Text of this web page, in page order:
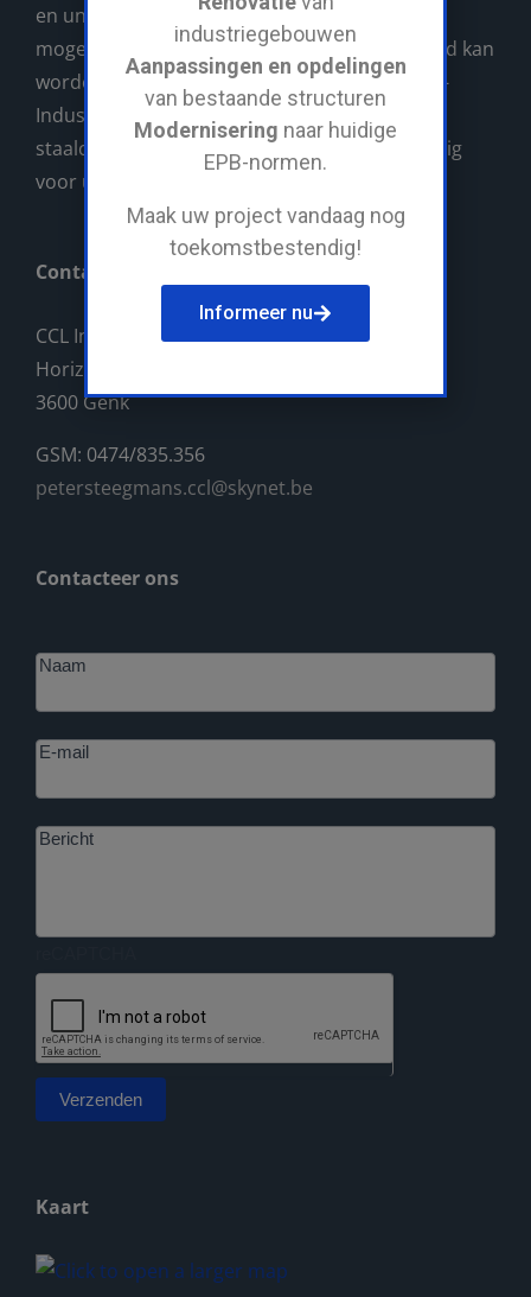
en unieke servicewagen waarmee ALLES wat
mogelijk nodig is direct op de werf gerealiseerd kan
worden. Voor grote en kleine projecten is CCL-
Industriebouw uw aangewezen partner in
staalconstructies. Wij verzorgen alles vakkundig
voor u!
Contact
CCL Industriebouw BV
Horizonlaan 14
3600 Genk
GSM: 0474/835.356
petersteegmans.ccl@skynet.be
Contacteer ons
Naam
E-mail
Bericht
Verzenden
Kaart
industriegebouwen
Aanpassingen en opdelingen
van bestaande structuren
Modernisering naar huidige
EPB-normen.
Maak uw project vandaag nog
toekomstbestendig!
Informeer nu